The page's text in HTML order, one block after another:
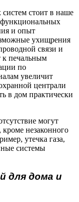
стоит в наше
функциональных
и опыт
ухищрения
связи и
к печальным
по
увеличит
централи
в дом практически
могут
незаконного
утечка газа,
системы
для дома и